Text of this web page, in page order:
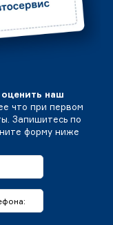
оценить наш
что при первом
Запишитесь по
форму ниже